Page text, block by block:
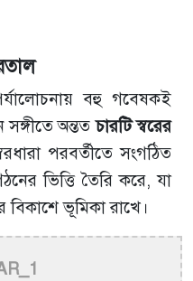
পর্যালোচনায় বহু গবেষকই
অন্ততচারটি স্বরের
পরবর্তীতে সংগঠিত
ভিত্তি তৈরি করে, যা
বিকাশে ভূমিকা রাখে।